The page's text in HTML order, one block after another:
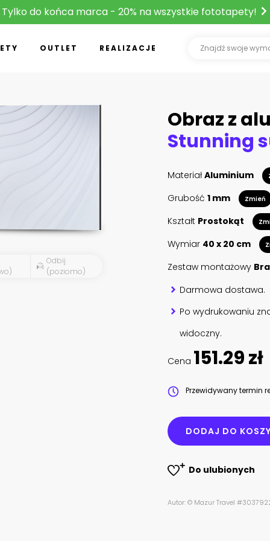
Tylko do końca marca - 20% na wszystkie fototapety!
OUTLET REALIZACJE
Odbij
(poziomo)
Obraz z
MateriałAluminium
Grubość 1 mm Zmień
Kształt Prostokąt
Wymiar 40 x 20 cm
Zestaw montażowy
Darmowa dostawa.
Po wydrukowaniu
widoczny.
Cena 151.29 zł
Przewidywany termin
DODAJ DO
Do ulubionych
Autor: © Mazur Travel